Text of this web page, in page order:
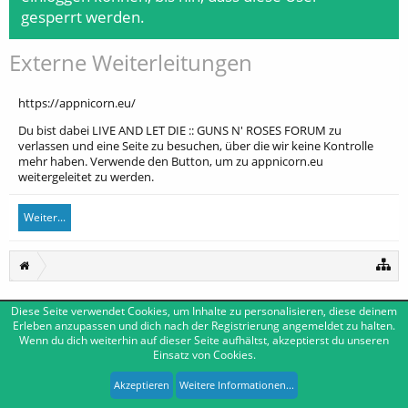
gesperrt werden.
Externe Weiterleitungen
https://appnicorn.eu/
Du bist dabei LIVE AND LET DIE :: GUNS N' ROSES FORUM zu
verlassen und eine Seite zu besuchen, über die wir keine Kontrolle
mehr haben. Verwende den Button, um zu appnicorn.eu
weitergeleitet zu werden.
Weiter...
Deutsch [Du] Kontakt
Impressum Nutzungsbedingungen
Datenschutzerklärung
Forum software by XenForo™ |Media embeds by s9e
XenForo style by Pixel Exit
Diese Seite verwendet Cookies, um Inhalte zu personalisieren, diese deinem
Erleben anzupassen und dich nach der Registrierung angemeldet zu halten.
Wenn du dich weiterhin auf dieser Seite aufhältst, akzeptierst du unseren
Einsatz von Cookies.
Akzeptieren Weitere Informationen...